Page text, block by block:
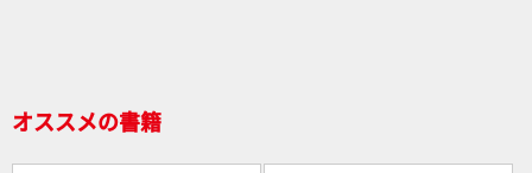
オススメの書籍